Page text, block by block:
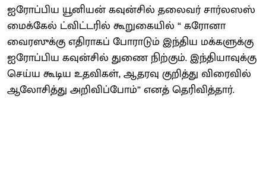
ஐரோப்பிய யூனியன் கவுன்சில் தலைவர் சார்லஸஸ்
மைக்கேல் ட்விட்டரில் கூறுகையில் “ கரோனா
வைரஸுக்கு எதிராகப் போராடும் இந்திய மக்களுக்கு
ஐரோப்பிய கவுன்சில் துணை நிற்கும். இந்தியாவுக்கு
செய்ய கூடிய உதவிகள், ஆதரவு குறித்து விரைவில்
ஆலோசித்து அறிவிப்போம்” எனத் தெரிவித்தார்.